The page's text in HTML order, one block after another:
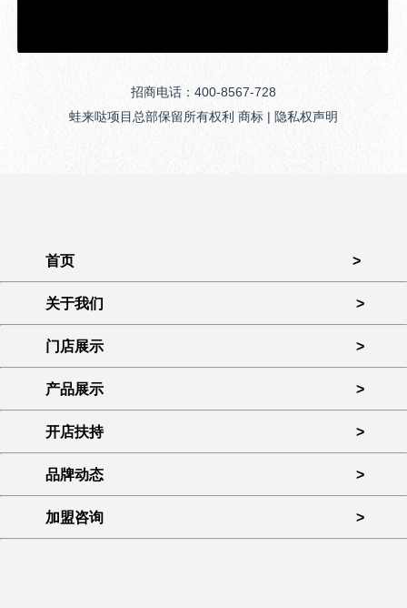
招商电话：400-8567-728
蛙来哒项目总部保留所有权利 商标 | 隐私权声明
首页 >
关于我们 >
门店展示 >
产品展示 >
开店扶持 >
品牌动态 >
加盟咨询 >